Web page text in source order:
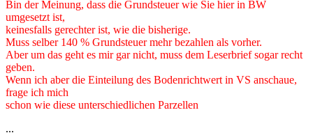
Bin der Meinung, dass die Grundsteuer wie Sie hier in BW
umgesetzt ist,
keinesfalls gerechter ist, wie die bisherige.
Muss selber 140 % Grundsteuer mehr bezahlen als vorher.
Aber um das geht es mir gar nicht, muss dem Leserbrief sogar recht
geben.
Wenn ich aber die Einteilung des Bodenrichtwert in VS anschaue,
frage ich mich
schon wie diese unterschiedlichen Parzellen
...